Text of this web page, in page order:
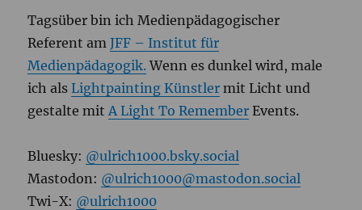
Tagsüber bin ich Medienpädagogischer
Referent amJFF – Institut für
Medienpädagogik. Wenn es dunkel wird, male
ich alsLightpainting Künstler mit Licht und
gestalte mit A Light To Remember Events.
Bluesky: @ulrich1000.bsky.social
Mastodon: @ulrich1000@mastodon.social
Twi-X: @ulrich1000